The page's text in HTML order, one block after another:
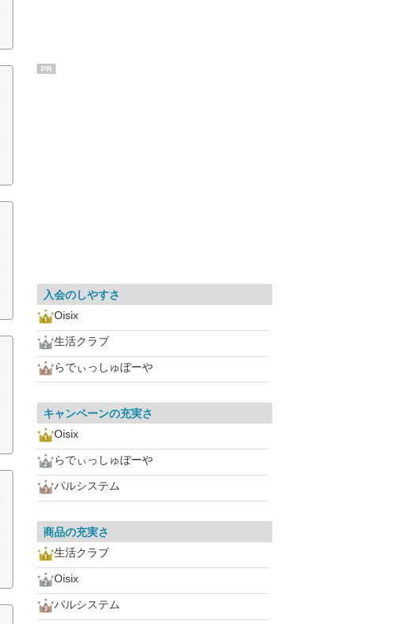
PR
入会のしやすさ
Oisix
生活クラブ
らでぃっしゅぼーや
キャンペーンの充実さ
Oisix
らでぃっしゅぼーや
パルシステム
商品の充実さ
生活クラブ
Oisix
パルシステム